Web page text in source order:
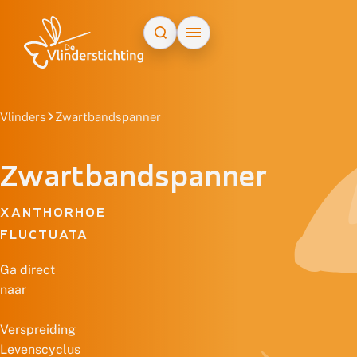
Vlinders Zwartbandspanner
Zwartbandspanner
XANTHORHOE
FLUCTUATA
Ga direct
naar
Verspreiding
Levenscyclus